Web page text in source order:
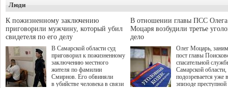
Живайкина, направленные
на трудоустройство и более
спокойную адаптацию к
мирной жизни.
игре "Мир танков"
выступили
партия "Единая
игровая студия
Люди
К пожизненному заключению
приговорили мужчину, который убил
свидетеля по его делу
В Самарской области суд
приговорил к пожизненному
заключению местного
жителя по фамилии
Смирнов. Его обвиняли
в убийстве человека в связи
В отношении главы ПСС Олега
Моцаря возбудили третье
дело
Олег Моцарь,
пост главы
спасательной
Самарской области,
подозревается уже
эпизоде преступной